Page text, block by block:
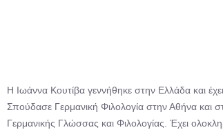
Η Ιωάννα Κουτίβα γεννήθηκε στην Ελλάδα και
Σπούδασε Γερμανική Φιλολογία στην Αθήνα και
Γερμανικής Γλώσσας και Φιλολογίας. Έχει